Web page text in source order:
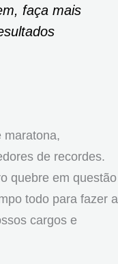
faça mais
maratona,
de recordes.
quebre em questão
todo para fazer a
cargos e